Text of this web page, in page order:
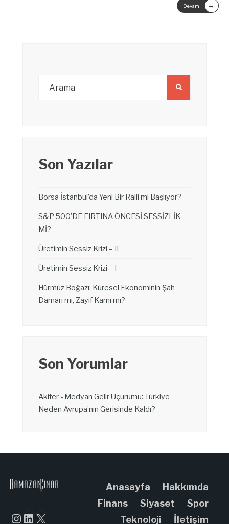
Devamı →
Son Yazılar
Borsa İstanbul’da Yeni Bir Ralli mi Başlıyor?
S&P 500’DE FIRTINA ÖNCESİ SESSİZLİK
Mİ?
Üretimin Sessiz Krizi – II
Üretimin Sessiz Krizi – I
Hürmüz Boğazı: Küresel Ekonominin Şah
Damarı mı, Zayıf Karnı mı?
Son Yorumlar
Akifer - Medyan Gelir Uçurumu: Türkiye
Neden Avrupa’nın Gerisinde Kaldı?
Instagram
LinkedIn
X
Anasayfa
Hakkımda
Finans
Siyaset
Spor
Teknoloji
İletişim